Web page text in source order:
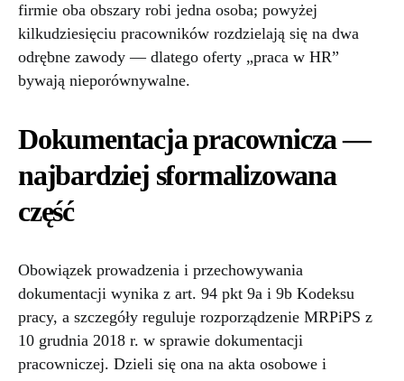
firmie oba obszary robi jedna osoba; powyżej
kilkudziesięciu pracowników rozdzielają się na dwa
odrębne zawody — dlatego oferty „praca w HR”
bywają nieporównywalne.
Dokumentacja pracownicza —
najbardziej sformalizowana
część
Obowiązek prowadzenia i przechowywania
dokumentacji wynika z art. 94 pkt 9a i 9b Kodeksu
pracy, a szczegóły reguluje rozporządzenie MRPiPS z
10 grudnia 2018 r. w sprawie dokumentacji
pracowniczej. Dzieli się ona na akta osobowe i